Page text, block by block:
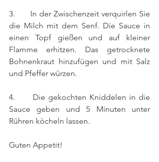
3.      In der Zwischenzeit verquirlen Sie
die Milch mit dem Senf. Die Sauce in
einen Topf gießen und auf kleiner
Flamme erhitzen. Das getrocknete
Bohnenkraut hinzufügen und mit Salz
und Pfeffer würzen.
4.      Die gekochten Kniddelen in die
Sauce geben und 5 Minuten unter
Rühren köcheln lassen.
Guten Appetit!